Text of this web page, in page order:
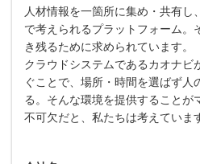
人材情報を一箇所に集め・共有し
で考えられるプラットフォーム。
き残るために求められています。
クラウドシステムであるカオナビ
ぐことで、場所・時間を選ばず人
る。そんな環境を提供することが
不可欠だと、私たちは考えていま